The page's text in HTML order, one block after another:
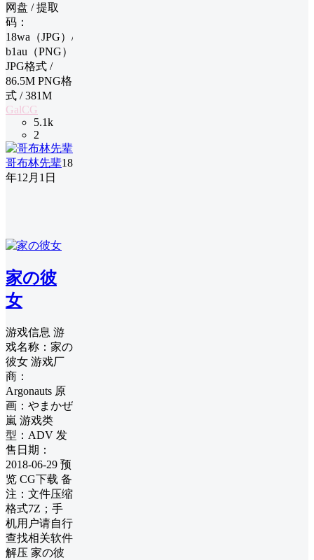
网盘 / 提取
码：
18wa（JPG）/
b1au（PNG）
JPG格式 /
86.5M PNG格
式 / 381M
GalCG
5.1k
2
哥布林先辈18
年12月1日
家の彼
女
游戏信息 游
戏名称：家の
彼女 游戏厂
商：
Argonauts 原
画：やまかぜ
嵐 游戏类
型：ADV 发
售日期：
2018-06-29 预
览 CG下载 备
注：文件压缩
格式7Z；手
机用户请自行
查找相关软件
解压 家の彼